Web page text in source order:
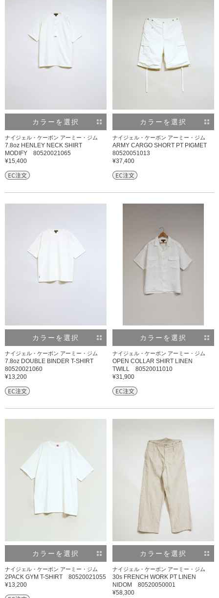
カラーを選択
ナイジェル・ケーボン アーミー・ジム
7.8oz HENLEY NECK SHIRT
MODIFY 80520021065
¥15,400
カラーを選択
ナイジェル・ケーボン アーミー・ジム
ARMY CARGO SHORT PT PIGMET
80520051013
¥37,400
カラーを選択
ナイジェル・ケーボン アーミー・ジム
7.8oz DOUBLE BINDER T-SHIRT
80520021060
¥13,200
カラーを選択
ナイジェル・ケーボン アーミー・ジム
OPEN COLLAR SHIRT LINEN
TWILL 80520011010
¥31,900
カラーを選択
ナイジェル・ケーボン アーミー・ジム
2PACK GYM T-SHIRT 80520021055
¥13,200
カラーを選択
ナイジェル・ケーボン アーミー・ジム
30s FRENCH WORK PT LINEN
NIDOM 80520050001
¥58,300